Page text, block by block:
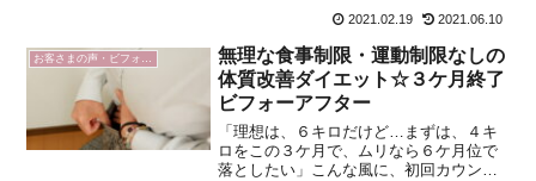
けられるリバウンドしないダイエット
法。無理な食事制限やキツイ運動制限な
し！オンラインサポートにも対応してい
ます。
2021.02.19 2021.06.10
無理な食事制限・運動制限なしの
体質改善ダイエット☆３ケ月終了
ビフォーアフター
「理想は、６キロだけど…まずは、４キ
ロをこの３ケ月で、ムリなら６ケ月位で
落としたい」こんな風に、初回カウンセ